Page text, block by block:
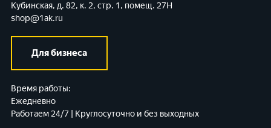
Кубинская, д. 82, к. 2, стр. 1, помещ. 27Н
shop@1ak.ru
Для бизнеса
Время работы:
Ежедневно
Работаем 24/7 | Круглосуточно и без выходных